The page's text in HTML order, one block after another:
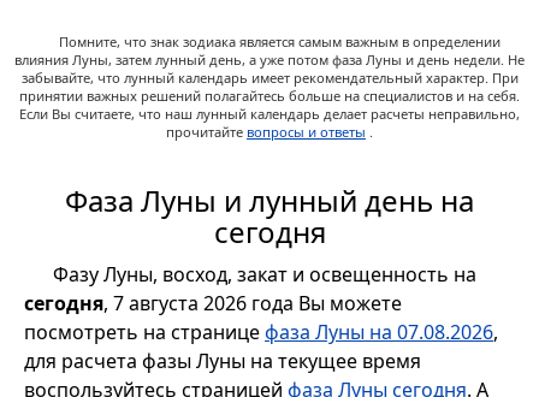
Помните, что знак зодиака является самым важным в определении
влияния Луны, затем лунный день, а уже потом фаза Луны и день недели. Не
забывайте, что лунный календарь имеет рекомендательный характер. При
принятии важных решений полагайтесь больше на специалистов и на себя.
Если Вы считаете, что наш лунный календарь делает расчеты неправильно,
прочитайте вопросы и ответы .
Фаза Луны и лунный день на
сегодня
Фазу Луны, восход, закат и освещенность на
сегодня, 7 августа 2026 года Вы можете
посмотреть на страницефаза Луны на 07.08.2026,
для расчета фазы Луны на текущее время
воспользуйтесь страницей фаза Луны сегодня. А